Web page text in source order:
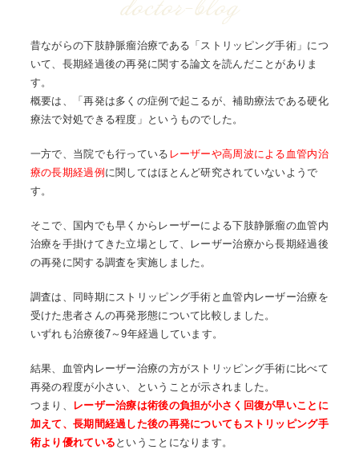
doctor-blog
昔ながらの下肢静脈瘤治療である「ストリッピング手術」につ
いて、長期経過後の再発に関する論文を読んだことがありま
す。
概要は、「再発は多くの症例で起こるが、補助療法である硬化
療法で対処できる程度」というものでした。
一方で、当院でも行っている レーザーや高周波による血管内治
療の長期経過例 に関してはほとんど研究されていないようで
す。
そこで、国内でも早くからレーザーによる下肢静脈瘤の血管内
治療を手掛けてきた立場として、レーザー治療から長期経過後
の再発に関する調査を実施しました。
調査は、同時期にストリッピング手術と血管内レーザー治療を
受けた患者さんの再発形態について比較しました。
いずれも治療後7～9年経過しています。
結果、血管内レーザー治療の方がストリッピング手術に比べて
再発の程度が小さい、ということが示されました。
つまり、
レーザー治療は術後の負担が小さく回復が早いことに
加えて、長期間経過した後の再発についてもストリッピング手
術より優れている ということになります。